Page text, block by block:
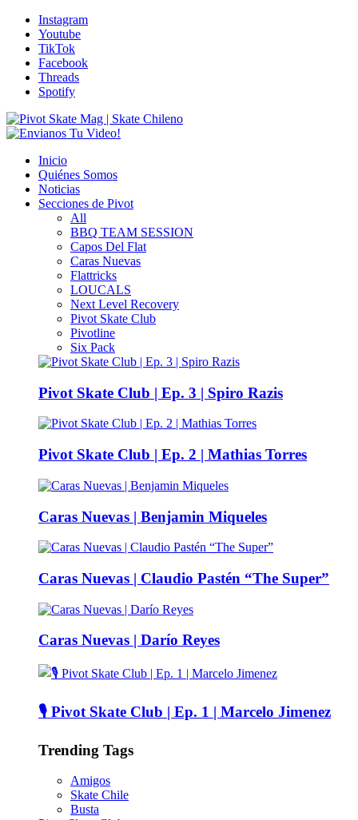
Instagram
Youtube
TikTok
Facebook
Threads
Spotify
Inicio
Quiénes Somos
Noticias
Secciones de Pivot
All
BBQ TEAM SESSION
Capos Del Flat
Caras Nuevas
Flattricks
LOUCALS
Next Level Recovery
Pivot Skate Club
Pivotline
Six Pack
Pivot Skate Club | Ep. 3 | Spiro Razis
Pivot Skate Club | Ep. 2 | Mathias Torres
Caras Nuevas | Benjamin Miqueles
Caras Nuevas | Claudio Pastén “The Super”
Caras Nuevas | Darío Reyes
🎙️ Pivot Skate Club | Ep. 1 | Marcelo Jimenez
Trending Tags
Amigos
Skate Chile
Busta